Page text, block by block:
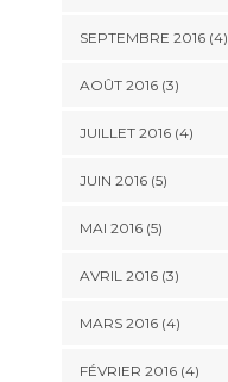
SEPTEMBRE 2016(4)
AOÛT 2016(3)
JUILLET 2016(4)
JUIN 2016(5)
MAI 2016(5)
AVRIL 2016(3)
MARS 2016(4)
FÉVRIER 2016(4)